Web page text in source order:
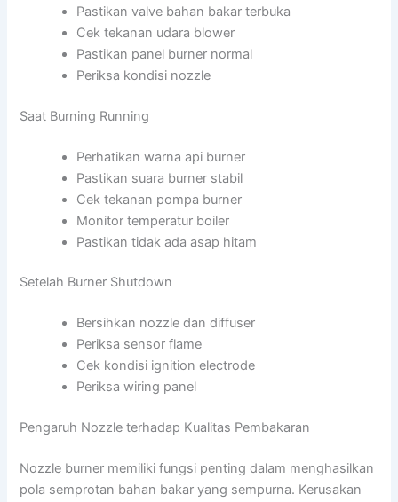
Pastikan valve bahan bakar terbuka
Cek tekanan udara blower
Pastikan panel burner normal
Periksa kondisi nozzle
Saat Burning Running
Perhatikan warna api burner
Pastikan suara burner stabil
Cek tekanan pompa burner
Monitor temperatur boiler
Pastikan tidak ada asap hitam
Setelah Burner Shutdown
Bersihkan nozzle dan diffuser
Periksa sensor flame
Cek kondisi ignition electrode
Periksa wiring panel
Pengaruh Nozzle terhadap Kualitas Pembakaran
Nozzle burner memiliki fungsi penting dalam menghasilkan
pola semprotan bahan bakar yang sempurna. Kerusakan